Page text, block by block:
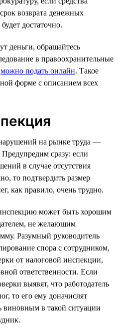
возврата денежных
достаточно.
деньги, обращайтесь
в правоохранительные
можно подать онлайн. Такое
форме с описанием всех
на рынке труда —
сразу: если
в случае отсутствия
то подтвердить размер
как правило, очень трудно.
может быть хорошим
не желающим
Разумный руководитель
спора с сотрудником,
от налоговой инспекции,
ответственности. Если
выявят, что работодатель
то его ему доначислят
в такой ситуации